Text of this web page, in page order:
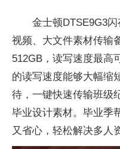
金士顿DTSE9G3
视频、大文件素材传输
512GB，读写速度最高
的读写速度能够大幅缩
待，一键快速传输班级
毕业设计素材。毕业季
又省心，轻松解决多人